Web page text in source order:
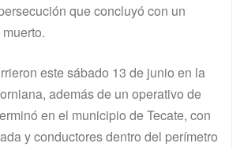
que concluyó con un
este sábado 13 de junio en la
además de un operativo de
en el municipio de Tecate, con
y conductores dentro del perímetro